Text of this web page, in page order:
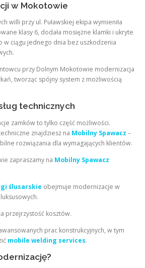
w Mokotowie
willi przy ul. Puławskiej ekipa wymieniła
klasy 6, dodała mosiężne klamki i ukryte
w ciągu jednego dnia bez uszkodzenia
przy Dolnym Mokotowie modernizacja
tworząc spójny system z możliwością
technicznych
zamków to tylko część możliwości.
znajdziesz na Mobilny Spawacz –
rozwiązania dla wymagających klientów.
zapraszamy na Mobilny Spawacz
ślusarskie obejmuje modernizacje w
przejrzystość kosztów.
prac konstrukcyjnych, w tym
mobile welding services.